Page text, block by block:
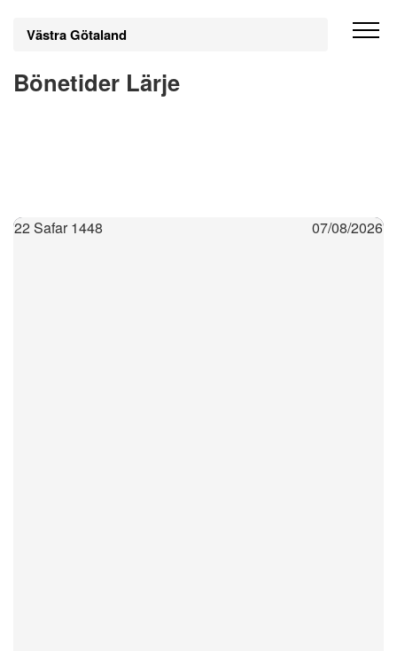
Västra Götaland
Bönetider Lärje
22 Safar 1448 07/08/2026